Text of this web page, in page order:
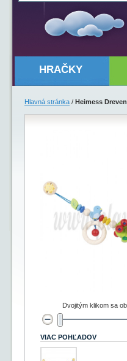
HRAČKY
Hlavná stránka / Heimess
Dvojitým klikom sa
VIAC POHĽADOV